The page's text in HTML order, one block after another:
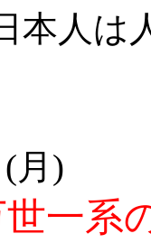
本人は
月)
世一系